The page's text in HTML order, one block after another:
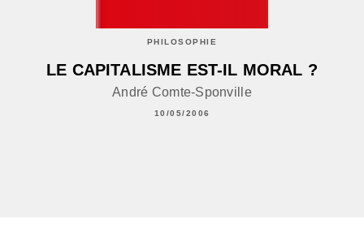
PHILOSOPHIE
LE CAPITALISME EST-IL MORAL ?
André Comte-Sponville
10/05/2006